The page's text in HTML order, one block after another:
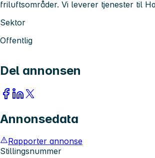
friluftsområder. Vi leverer tjenester til
Sektor
Offentlig
Del annonsen
Annonsedata
Rapporter annonse
Stillingsnummer